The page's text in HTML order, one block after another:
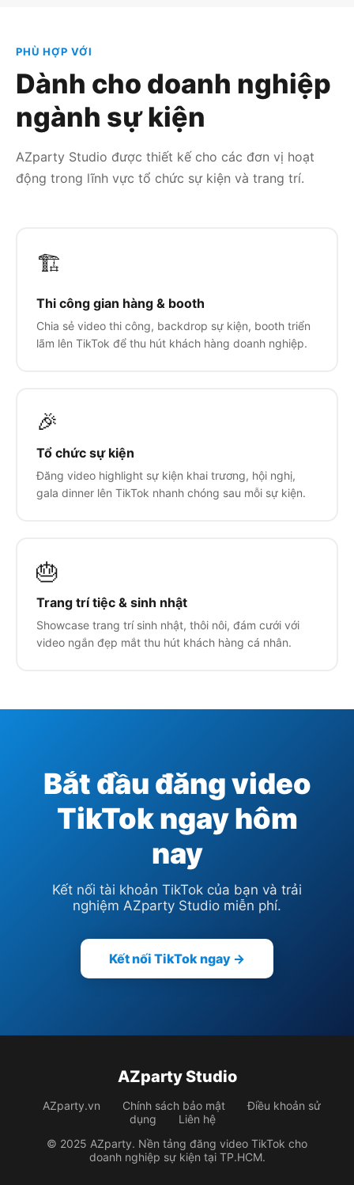
PHÙ HỢP VỚI
Dành cho doanh nghiệp
ngành sự kiện
AZparty Studio được thiết kế cho các đơn vị hoạt
động trong lĩnh vực tổ chức sự kiện và trang trí.
🏗️
Thi công gian hàng & booth
Chia sẻ video thi công, backdrop sự kiện, booth triển
lãm lên TikTok để thu hút khách hàng doanh nghiệp.
🎉
Tổ chức sự kiện
Đăng video highlight sự kiện khai trương, hội nghị,
gala dinner lên TikTok nhanh chóng sau mỗi sự kiện.
🎂
Trang trí tiệc & sinh nhật
Showcase trang trí sinh nhật, thôi nôi, đám cưới với
video ngắn đẹp mắt thu hút khách hàng cá nhân.
Bắt đầu đăng video
TikTok ngay hôm
nay
Kết nối tài khoản TikTok của bạn và trải
nghiệm AZparty Studio miễn phí.
Kết nối TikTok ngay →
AZparty Studio
AZparty.vn Chính sách bảo mật
Điều khoản sử
dụng
Liên hệ
© 2025 AZparty. Nền tảng đăng video TikTok cho
doanh nghiệp sự kiện tại TP.HCM.